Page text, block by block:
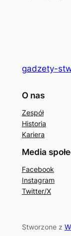
gadzety-
O nas
Zespół
Historia
Kariera
Media
Facebook
Instagram
Twitter/X
Stworzone z